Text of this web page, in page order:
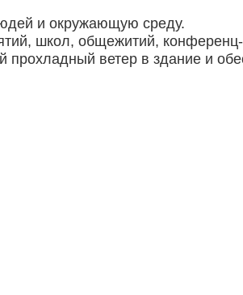
и окружающую среду.
школ, общежитий,
ветер в здание и